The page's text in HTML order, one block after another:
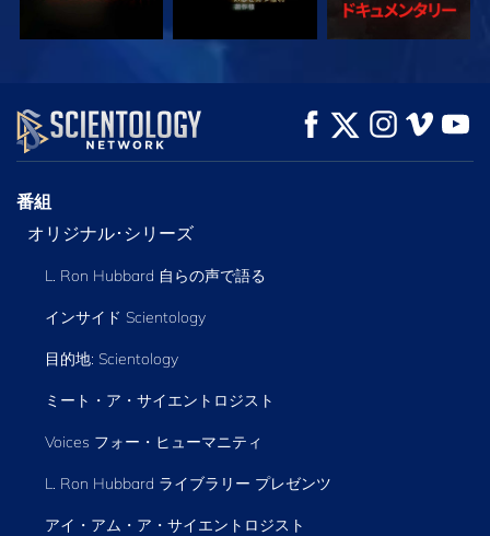
観る シリーズを探求
番組
オリジナル･シリーズ
L. Ron Hubbard 自らの声で語る
インサイド Scientology
目的地: Scientology
ミート・ア・サイエントロジスト
Voices フォー・ヒューマニティ
L. Ron Hubbard ライブラリー プレゼンツ
アイ・アム・ア・サイエントロジスト